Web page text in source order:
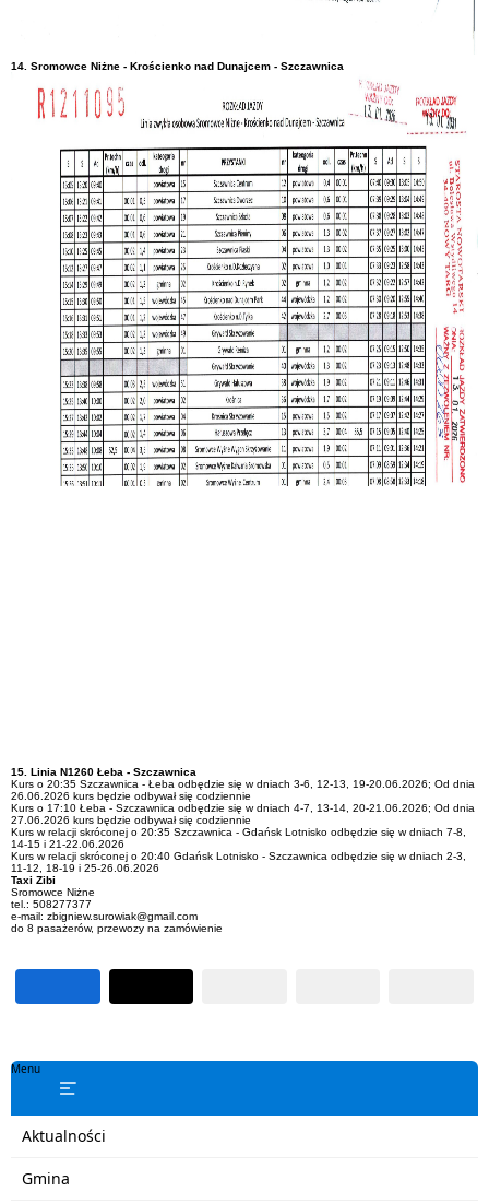
14. Sromowce Niżne - Krościenko nad Dunajcem - Szczawnica
15. Linia N1260 Łeba - Szczawnica
Kurs o 20:35 Szczawnica - Łeba odbędzie się w dniach 3-6, 12-13, 19-20.06.2026; Od dnia
26.06.2026 kurs będzie odbywał się codziennie
Kurs o 17:10 Łeba - Szczawnica odbędzie się w dniach 4-7, 13-14, 20-21.06.2026; Od dnia
27.06.2026 kurs będzie odbywał się codziennie
Kurs w relacji skróconej o 20:35 Szczawnica - Gdańsk Lotnisko odbędzie się w dniach 7-8,
14-15 i 21-22.06.2026
Kurs w relacji skróconej o 20:40 Gdańsk Lotnisko - Szczawnica odbędzie się w dniach 2-3,
11-12, 18-19 i 25-26.06.2026
Taxi Zibi
Sromowce Niżne
tel.: 508277377
e-mail: zbigniew.surowiak@gmail.com
do 8 pasażerów, przewozy na zamówienie
Menu
Aktualności
Gmina